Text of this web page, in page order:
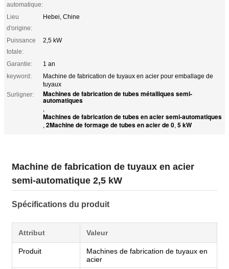
automatique:
Lieu
d'origine:
Hebei, Chine
Puissance
totale:
2,5 kW
Garantie:
1 an
keyword:
Machine de fabrication de tuyaux en acier pour emballage de
tuyaux
Surligner:
Machines de fabrication de tubes métalliques semi-
automatiques
,
Machines de fabrication de tubes en acier semi-automatiques
, 2Machine de formage de tubes en acier de 0, 5 kW
Machine de fabrication de tuyaux en acier
semi-automatique 2,5 kW
Spécifications du produit
Attribut Valeur
Produit
Machines de fabrication de tuyaux en
acier